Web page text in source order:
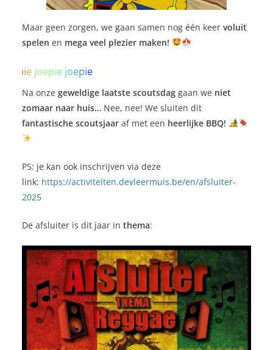
Maar geen zorgen, we gaan samen nog één keer voluit
spelen en mega veel plezier maken!
oe piejoe pie
Na onze geweldige laatste scoutsdag gaan we niet
zomaar naar huis… Nee, nee! We sluiten dit
fantastische scoutsjaar af met een heerlijke BBQ!
PS: je kan ook inschrijven via deze
link: https://activiteiten.devleermuis.be/en/afsluiter-
2025
De afsluiter is dit jaar in thema: